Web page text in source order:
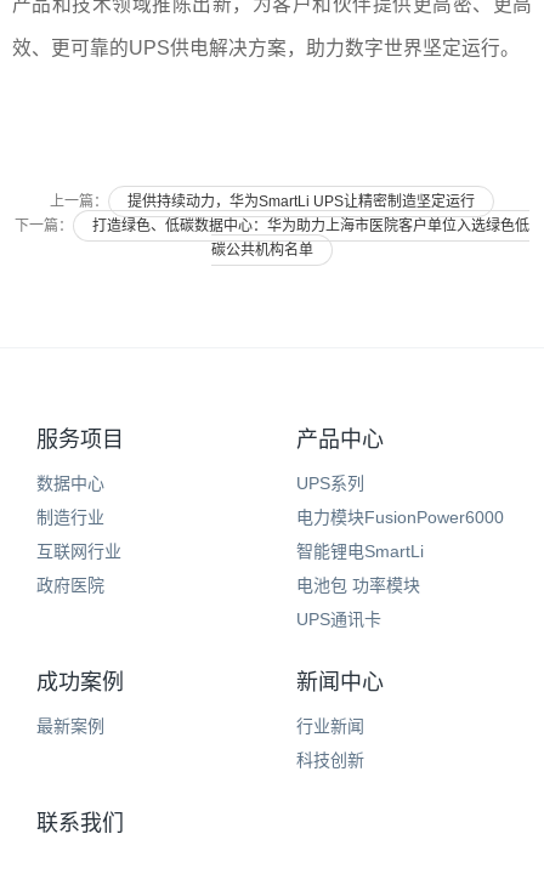
产品和技术领域推陈出新，为客户和伙伴提供更高密、更高
效、更可靠的UPS供电解决方案，助力数字世界坚定运行。
上一篇：
提供持续动力，华为SmartLi UPS让精密制造坚定运行
下一篇：
打造绿色、低碳数据中心：华为助力上海市医院客户单位入选绿色低
碳公共机构名单
服务项目
数据中心
制造行业
互联网行业
政府医院
产品中心
UPS系列
电力模块FusionPower6000
智能锂电SmartLi
电池包 功率模块
UPS通讯卡
成功案例
最新案例
新闻中心
行业新闻
科技创新
联系我们